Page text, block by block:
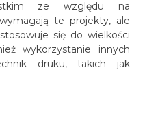
ze względu na
te projekty, ale
się do wielkości
wykorzystanie innych
druku, takich jak